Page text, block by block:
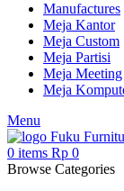
Manufactures
Meja Kantor
Meja Custom
Meja Partisi
Meja Meeting
Meja
Menu
0 items Rp 0
Browse Categories